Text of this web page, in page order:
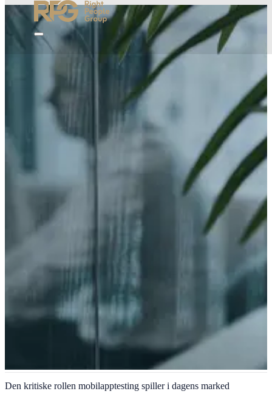
Mobilapplikasjonstesting
Den kritiske rollen mobilapptesting spiller i dagens marked